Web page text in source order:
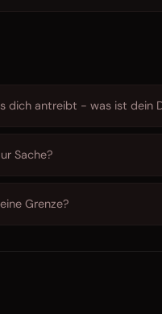
dich antreibt - was ist dein
Sache?
Grenze?